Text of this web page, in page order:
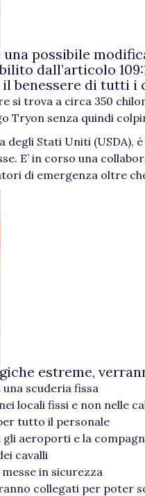
possibile
dall’articolo
benessere di tutti i
si trova a circa 350
Tryon senza quindi
degli Stati Uniti
E’ in corso una
di emergenza oltre
estreme,
scuderia fissa
locali fissi e non nelle
tutto il personale
aeroporti e la
cavalli
in sicurezza
collegati per poter